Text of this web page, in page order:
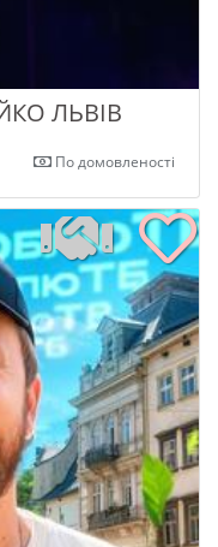
ЛЬВІВ
По домовленості